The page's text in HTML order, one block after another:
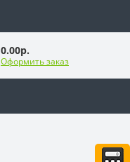
0.00р.
Оформить заказ